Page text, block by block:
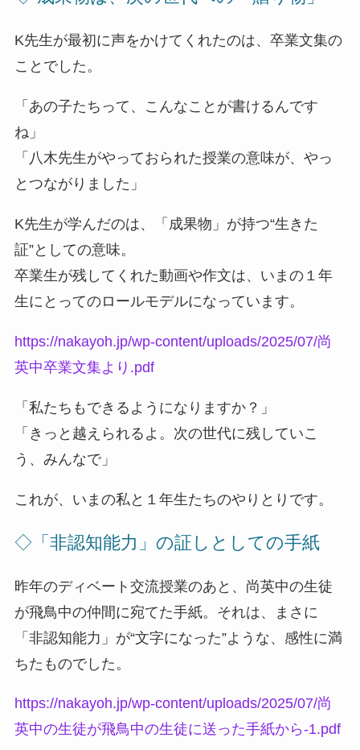
K先生が最初に声をかけてくれたのは、卒業文集の
ことでした。
「あの子たちって、こんなことが書けるんです
ね」
「八木先生がやっておられた授業の意味が、やっ
とつながりました」
K先生が学んだのは、「成果物」が持つ“生きた
証”としての意味。
卒業生が残してくれた動画や作文は、いまの１年
生にとってのロールモデルになっています。
https://nakayoh.jp/wp-content/uploads/2025/07/尚
英中卒業文集より.pdf
「私たちもできるようになりますか？」
「きっと越えられるよ。次の世代に残していこ
う、みんなで」
これが、いまの私と１年生たちのやりとりです。
◇「非認知能力」の証しとしての手紙
昨年のディベート交流授業のあと、尚英中の生徒
が飛鳥中の仲間に宛てた手紙。それは、まさに
「非認知能力」が“文字になった”ような、感性に満
ちたものでした。
https://nakayoh.jp/wp-content/uploads/2025/07/尚
英中の生徒が飛鳥中の生徒に送った手紙から-1.pdf